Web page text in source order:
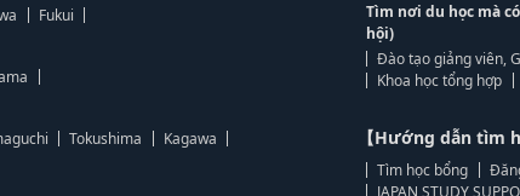
Fukui
Tokushima
Kagawa
Tìm nơi du học mà
hội)
Đào tạo giảng viên,
Khoa học tổng hợp
【Hướng dẫn tìm
Tìm học bổng
JAPAN STUDY